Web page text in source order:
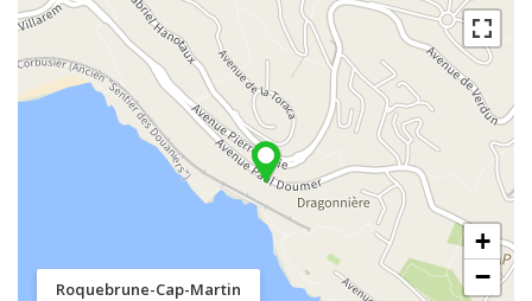
Roquebrune-Cap-Martin
+
−